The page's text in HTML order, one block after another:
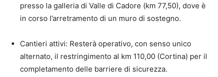
presso la galleria di Valle di Cadore (km 77,50), dove è
in corso l’arretramento di un muro di sostegno.
Cantieri attivi: Resterà operativo, con senso unico
alternato, il restringimento al km 110,00 (Cortina) per il
completamento delle barriere di sicurezza.